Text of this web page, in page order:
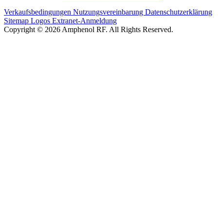
Verkaufsbedingungen Nutzungsvereinbarung Datenschutzerklärung
Sitemap Logos Extranet-Anmeldung
Copyright © 2026 Amphenol RF. All Rights Reserved.